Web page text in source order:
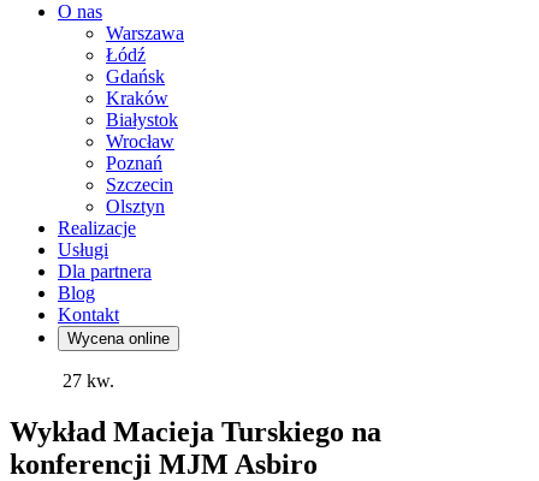
O nas
Warszawa
Łódź
Gdańsk
Kraków
Białystok
Wrocław
Poznań
Szczecin
Olsztyn
Realizacje
Usługi
Dla partnera
Blog
Kontakt
Wycena online
27 kw.
Wykład Macieja Turskiego na
konferencji MJM Asbiro